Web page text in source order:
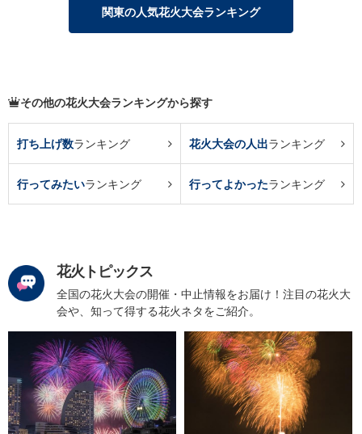
関東の人気花火大会ランキング
その他の花火大会ランキングから探す
打ち上げ数ランキング 花火大会の人出ランキング
行ってみたいランキング 行ってよかったランキング
花火トピックス
全国の花火大会の開催・中止情報をお届け！注目の花火大
会や、知って得する花火ネタをご紹介。